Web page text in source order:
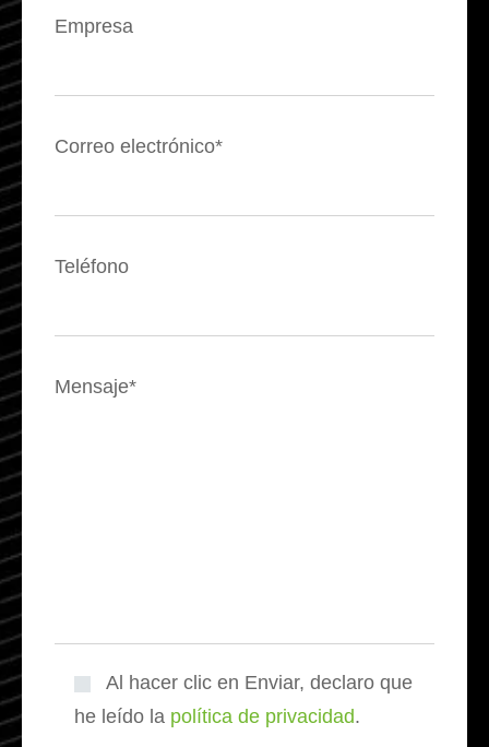
Empresa
Correo electrónico*
Teléfono
Mensaje*
Al hacer clic en Enviar, declaro que
he leído la política de privacidad.